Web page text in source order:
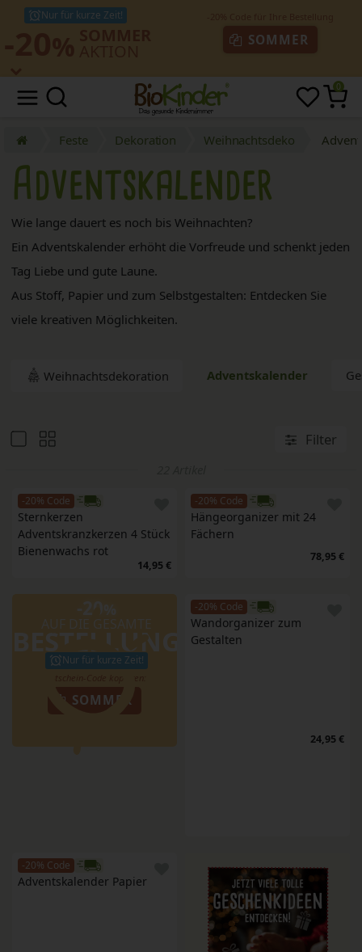
Nur für kurze Zeit!
SOMMER
0
Feste Dekoration Weihnachtsdeko
Adventskalender
Wie lange dauert es noch bis Weihnachten?
Ein Adventskalender erhöht die Vorfreude und schenkt jeden
Tag Liebe und gute Laune.
Aus Stoff, Papier und zum Selbstgestalten: Entdecken Sie
viele kreativen Möglichkeiten.
Weihnachtsdekoration Adventskalender
Filter
-20% Code
Sternkerzen
Adventskranzkerzen 4 Stück
Bienenwachs rot
14,95 €
-20% Code
Hängeorganizer mit 24
Fächern
78,95 €
BESTELLUNG
Nur für kurze Zeit!
SOMMER
-20% Code
Wandorganizer zum
Gestalten
24,95 €
-20% Code
Adventskalender Papier